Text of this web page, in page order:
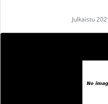
Julkaistu